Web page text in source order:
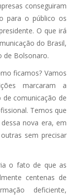
conseguiram
para o público os
O que irá
do Brasil,
de Bolsonaro.
ficamos? Vamos
marcaram a
comunicação de
Temos que
nova era, em
sem precisar
o fato de que as
centenas de
deficiente,